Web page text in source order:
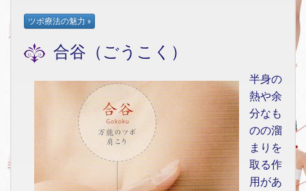
合谷（ごうこく）
半身の
熱や余
分なも
のの溜
まりを
取る作
用があ